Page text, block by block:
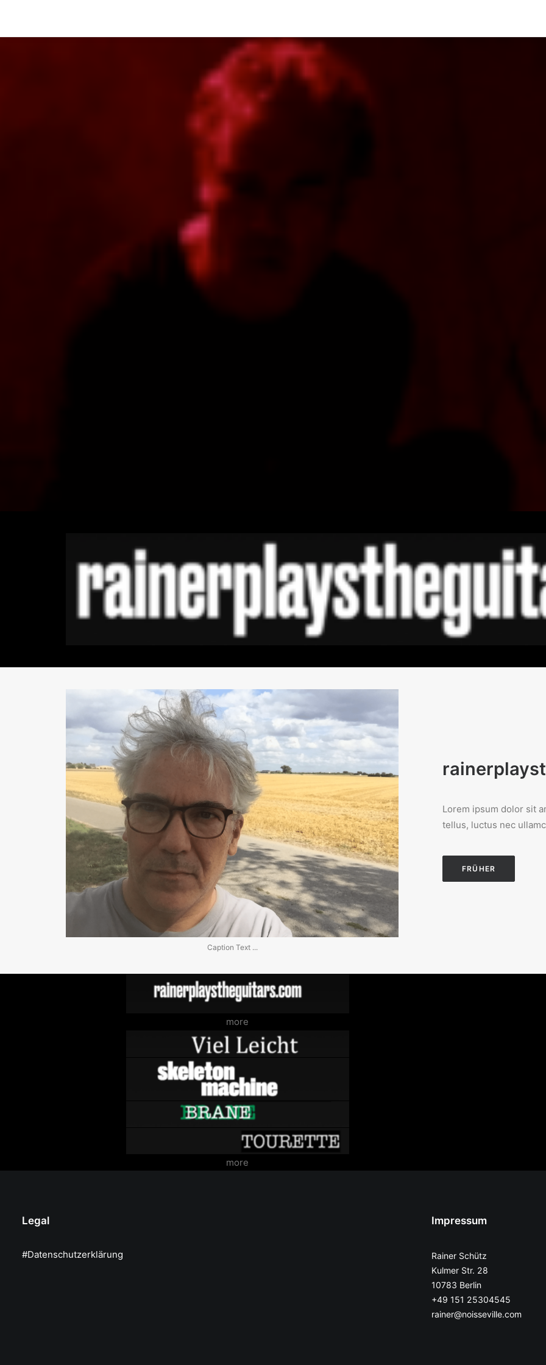
Caption Text ...
Lorem ipsum dolor sit
tellus, luctus nec
FRÜHER
more
more
Legal
#Datenschutzerklärung
Impressum
Rainer Schütz
Kulmer Str. 28
10783 Berlin
+49 151 25304545
rainer@noisseville.com